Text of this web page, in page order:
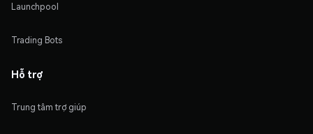
Launchpool
Trading Bots
Hỗ trợ
Trung tâm trợ giúp